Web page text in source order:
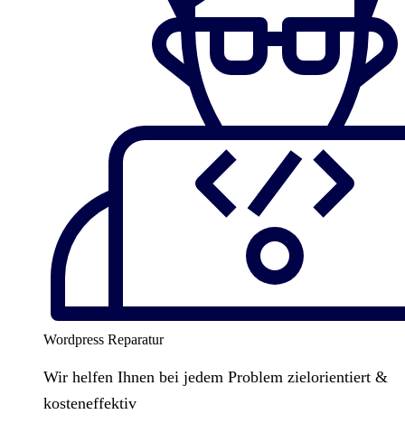
Wordpress Reparatur
Wir helfen Ihnen bei jedem Problem zielorientiert &
kosteneffektiv